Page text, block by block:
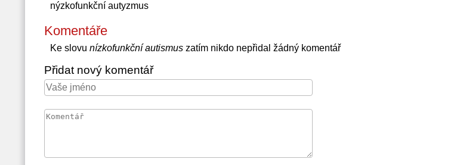
nýzkofunkční autyzmus
Komentáře
Ke slovu nízkofunkční autismuszatím nikdo nepřidal žádný komentář
Přidat nový komentář